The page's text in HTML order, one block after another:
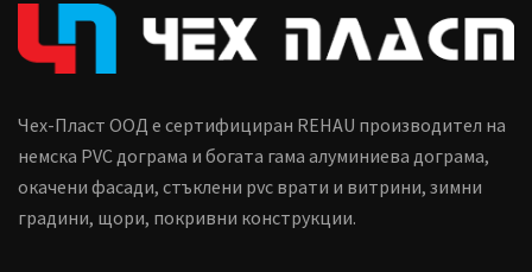
Чех-Пласт ООД е сертифициран REHAU производител на
немска PVC дограма и богата гама алуминиева дограма,
окачени фасади, стъклени pvc врати и витрини, зимни
градини, щори, покривни конструкции.